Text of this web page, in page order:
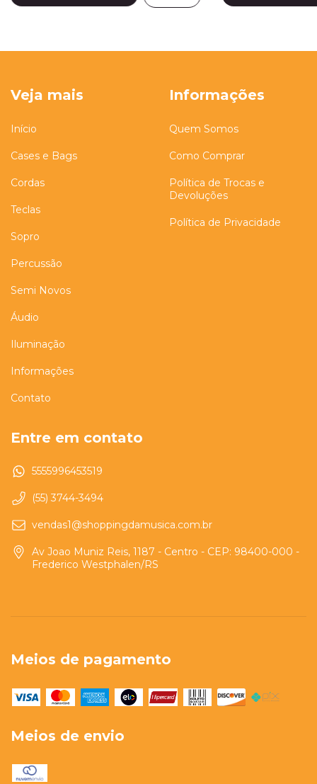
Veja mais
Início
Cases e Bags
Cordas
Teclas
Sopro
Percussão
Semi Novos
Áudio
Iluminação
Informações
Contato
Informações
Quem Somos
Como Comprar
Política de Trocas e
Devoluções
Política de Privacidade
Entre em contato
5555996453519
(55) 3744-3494
vendas1@shoppingdamusica.com.br
Av Joao Muniz Reis, 1187 - Centro - CEP: 98400-000 -
Frederico Westphalen/RS
Meios de pagamento
Meios de envio